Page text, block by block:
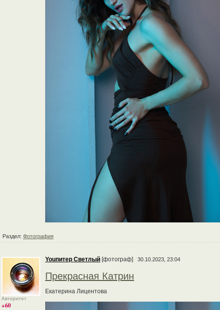
Раздел: Фотография
Авторитет
+60
Youпитер Светлый [фотограф] 30.10.2023, 23:04
Прекрасная Катрин
Екатерина Лицентова